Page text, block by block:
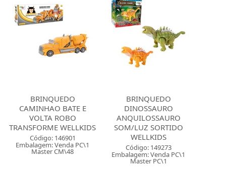
BRINQUEDO
CAMINHAO BATE E
VOLTA ROBO
TRANSFORME WELLKIDS
Código: 146901
Embalagem: Venda PC\1
Master CM\48
BRINQUEDO
DINOSSAURO
ANQUILOSSAURO
SOM/LUZ SORTIDO
WELLKIDS
Código: 149273
Embalagem: Venda PC\1
Master PC\1